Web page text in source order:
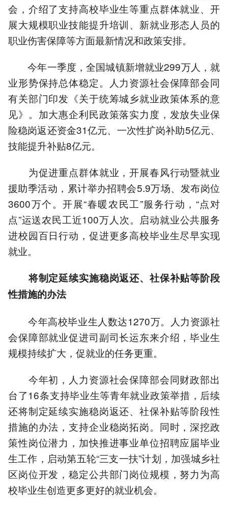
会，介绍了支持高校毕业生等重点群体就业、开
展大规模职业技能提升培训、新就业形态人员的
职业伤害保障等方面最新情况和政策安排。
今年一季度，全国城镇新增就业299万人，就
业形势保持总体稳定。人力资源社会保障部会同
有关部门印发《关于统筹城乡就业政策体系的意
见》。加大惠企利民政策落实力度，发放失业保
险稳岗返还资金31亿元、一次性扩岗补助5亿元、
技能提升补贴8亿元。
为促进重点群体就业，开展春风行动暨就业
援助季活动，累计举办招聘会5.9万场、发布岗位
3600万个。开展“春暖农民工”服务行动，“点对
点”运送农民工近100万人次。启动就业公共服务
进校园百日行动，促进更多高校毕业生尽早实现
就业。
将制定延续实施稳岗返还、社保补贴等阶段
性措施的办法
今年高校毕业生人数达1270万。人力资源社
会保障部就业促进司副司长运东来介绍，毕业生
规模持续扩大，促就业的任务更重。
今年初，人力资源社会保障部会同财政部出
台了16条支持毕业生等青年就业政策举措，后续
还将制定延续实施稳岗返还、社保补贴等阶段性
措施的办法，支持企业稳岗拓岗。同时，深挖政
策性岗位潜力，加快推进事业单位招聘应届毕业
生工作，启动第五轮“三支一扶”计划，加强城乡社
区岗位开发，稳定公共部门岗位规模，努力为高
校毕业生创造更多更好的就业机会。